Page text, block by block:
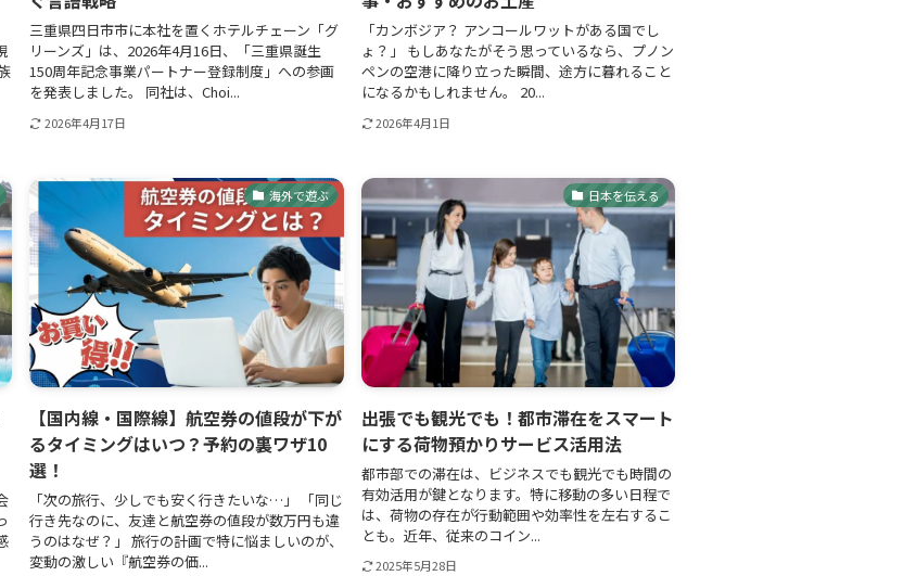
三重県四日市市に本社を置くホテルチェーン「グ
リーンズ」は、2026年4月16日、「三重県誕生
150周年記念事業パートナー登録制度」への参画
を発表しました。 同社は、Choi...
2026年4月17日
「カンボジア？ アンコールワットがある国でし
ょ？」 もしあなたがそう思っているなら、プノン
ペンの空港に降り立った瞬間、途方に暮れること
になるかもしれません。 20...
2026年4月1日
海外で遊ぶ
【国内線・国際線】航空券の値段が下が
るタイミングはいつ？予約の裏ワザ10
選！
「次の旅行、少しでも安く行きたいな…」 「同じ
行き先なのに、友達と航空券の値段が数万円も違
うのはなぜ？」 旅行の計画で特に悩ましいのが、
変動の激しい『航空券の価...
日本を伝える
出張でも観光でも！都市滞在をスマート
にする荷物預かりサービス活用法
都市部での滞在は、ビジネスでも観光でも時間の
有効活用が鍵となります。特に移動の多い日程で
は、荷物の存在が行動範囲や効率性を左右するこ
とも。近年、従来のコイン...
2025年5月28日